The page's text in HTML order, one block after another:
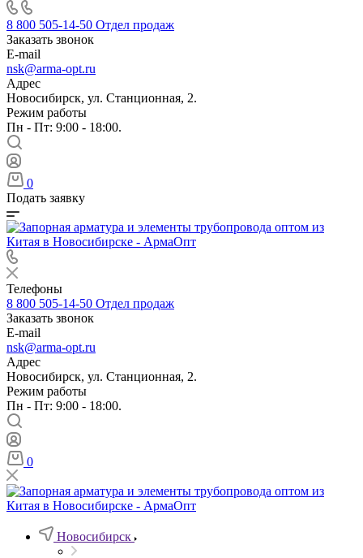
8 800 505-14-50 Отдел продаж
Заказать звонок
E-mail
nsk@arma-opt.ru
Адрес
Новосибирск, ул. Станционная, 2.
Режим работы
Пн - Пт: 9:00 - 18:00.
0
Подать заявку
Телефоны
8 800 505-14-50 Отдел продаж
Заказать звонок
E-mail
nsk@arma-opt.ru
Адрес
Новосибирск, ул. Станционная, 2.
Режим работы
Пн - Пт: 9:00 - 18:00.
0
Новосибирск